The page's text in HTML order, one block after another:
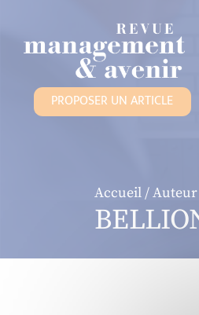
PROPOSER UN ARTICLE
Accueil/Auteur